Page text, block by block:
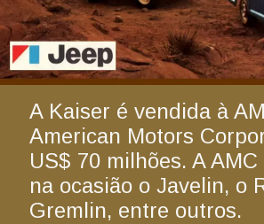
A Kaiser é vendida à
American Motors
US$ 70 milhões. A
na ocasião o Javelin, o
Gremlin, entre outros.